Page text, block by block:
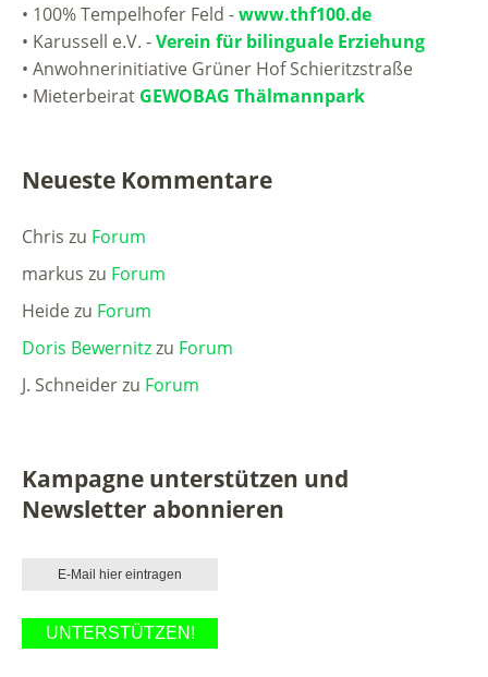
• 100% Tempelhofer Feld -www.thf100.de
• Karussell e.V. -Verein für bilinguale Erziehung
• Anwohnerinitiative Grüner Hof Schieritzstraße
• Mieterbeirat GEWOBAG Thälmannpark
Neueste Kommentare
Chris zu Forum
markus zu Forum
Heidezu Forum
Doris Bewernitzzu Forum
J. Schneiderzu Forum
Kampagne unterstützen und
Newsletter abonnieren